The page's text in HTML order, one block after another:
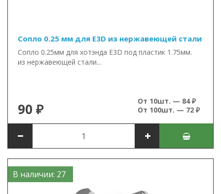
Сопло 0.25 мм для E3D из нержавеющей стали
Сопло 0.25мм для хотэнда E3D под пластик 1.75мм.
из нержавеющей стали...
90 ₽
От 10шт. — 84 ₽
От 100шт. — 72 ₽
В наличии: 27